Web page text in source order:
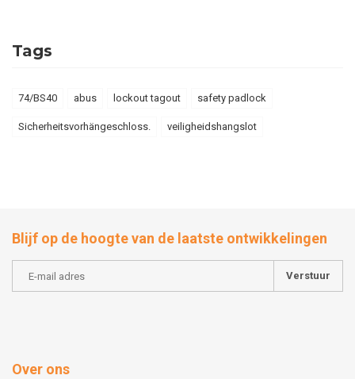
Tags
74/BS40 abus lockout tagout safety padlock
Sicherheitsvorhängeschloss. veiligheidshangslot
Blijf op de hoogte van de laatste ontwikkelingen
Verstuur
Over ons